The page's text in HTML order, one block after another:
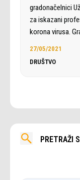
gradonačelnici
za iskazani
korona virusa.
27/05/2021
DRUŠTVO
PRETRAŽI